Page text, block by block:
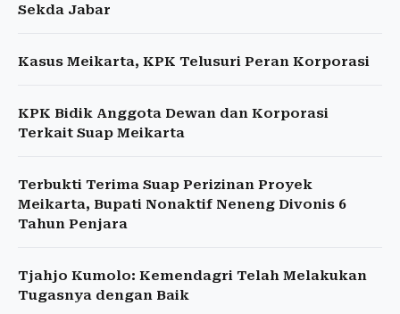
Sekda Jabar
Kasus Meikarta, KPK Telusuri Peran Korporasi
KPK Bidik Anggota Dewan dan Korporasi
Terkait Suap Meikarta
Terbukti Terima Suap Perizinan Proyek
Meikarta, Bupati Nonaktif Neneng Divonis 6
Tahun Penjara
Tjahjo Kumolo: Kemendagri Telah Melakukan
Tugasnya dengan Baik